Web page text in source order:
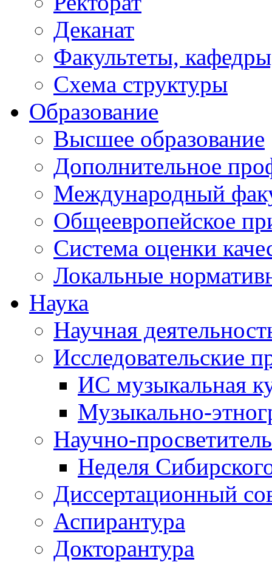
Деканат
Факультеты,
Схема структуры
Образование
Высшее образование
Дополнительное
Международный
Общеевропейское
Система оценки
Локальные
Наука
Научная
Исследовательские
ИС музыкальная
Музыкально-
Научно-
Неделя
Диссертационный
Аспирантура
Докторантура